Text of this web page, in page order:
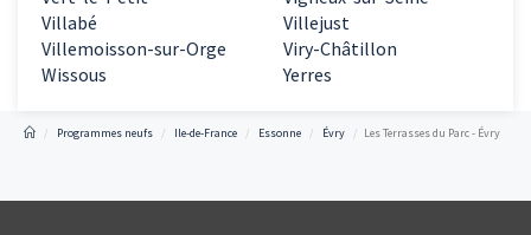
Villabé
Villejust
Villemoisson-sur-Orge
Viry-Châtillon
Wissous
Yerres
Programmes neufs Ile-de-France Essonne Évry Les Terrasses du Parc - Évry